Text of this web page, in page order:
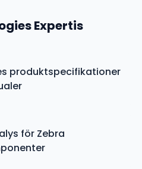
Expertis
produktspecifikationer
för Zebra